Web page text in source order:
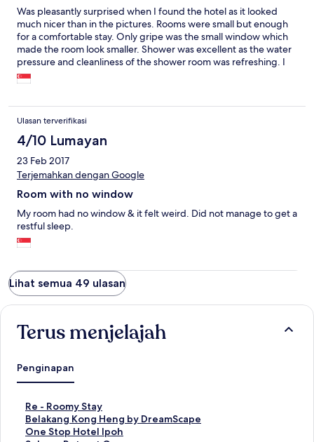
Was pleasantly surprised when I found the hotel as it looked
much nicer than in the pictures. Rooms were small but enough
for a comfortable stay. Only gripe was the small window which
made the room look smaller. Shower was excellent as the water
pressure and cleanliness of the shower room was refreshing. I
would rate this hotel as one of the best budget stays I've had in
Malaysia.
Ulasan terverifikasi
4/10 Lumayan
23 Feb 2017
Terjemahkan dengan Google
Room with no window
My room had no window & it felt weird. Did not manage to get a
restful sleep.
Lihat semua 49 ulasan
Terus menjelajah
Penginapan
Re - Roomy Stay
T
a
u
Belakang Kong Heng by DreamScape
T
a
One Stop Hotel Ipoh
T